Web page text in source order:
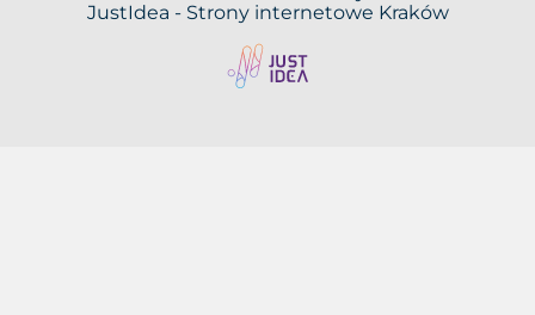
JustIdea - Strony internetowe Kraków